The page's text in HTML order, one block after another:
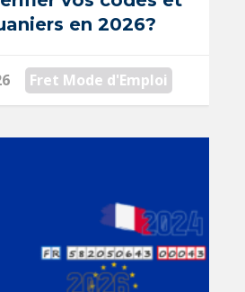
en 2026?
Fret Mode d'Emploi